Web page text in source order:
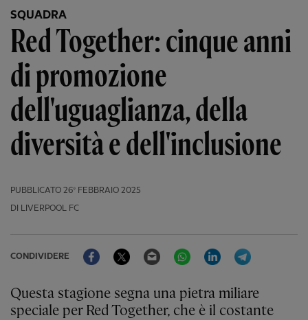
SQUADRA
Red Together: cinque anni
di promozione
dell'uguaglianza, della
diversità e dell'inclusione
PUBBLICATO 26º FEBBRAIO 2025
DI LIVERPOOL FC
CONDIVIDERE
FacebookTwitter Email WhatsAppLinkedIn
Questa stagione segna una pietra miliare
speciale per Red Together, che è il costante